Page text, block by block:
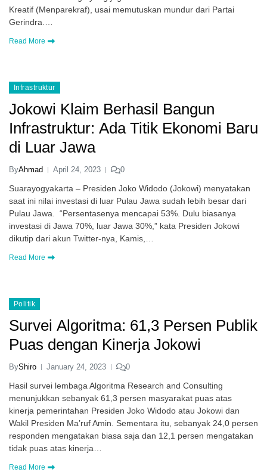
Kreatif (Menparekraf), usai memutuskan mundur dari Partai
Gerindra.…
Read More
Infrastruktur
Jokowi Klaim Berhasil Bangun
Infrastruktur: Ada Titik Ekonomi Baru
di Luar Jawa
ByAhmad April 24, 2023 0
Suarayogyakarta – Presiden Joko Widodo (Jokowi) menyatakan
saat ini nilai investasi di luar Pulau Jawa sudah lebih besar dari
Pulau Jawa. “Persentasenya mencapai 53%. Dulu biasanya
investasi di Jawa 70%, luar Jawa 30%,” kata Presiden Jokowi
dikutip dari akun Twitter-nya, Kamis,…
Read More
Politik
Survei Algoritma: 61,3 Persen Publik
Puas dengan Kinerja Jokowi
ByShiro January 24, 2023 0
Hasil survei lembaga Algoritma Research and Consulting
menunjukkan sebanyak 61,3 persen masyarakat puas atas
kinerja pemerintahan Presiden Joko Widodo atau Jokowi dan
Wakil Presiden Ma’ruf Amin. Sementara itu, sebanyak 24,0 persen
responden mengatakan biasa saja dan 12,1 persen mengatakan
tidak puas atas kinerja…
Read More